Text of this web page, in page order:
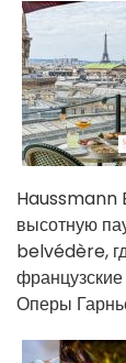
Haussmann
высотную
belvédère,
Оперы